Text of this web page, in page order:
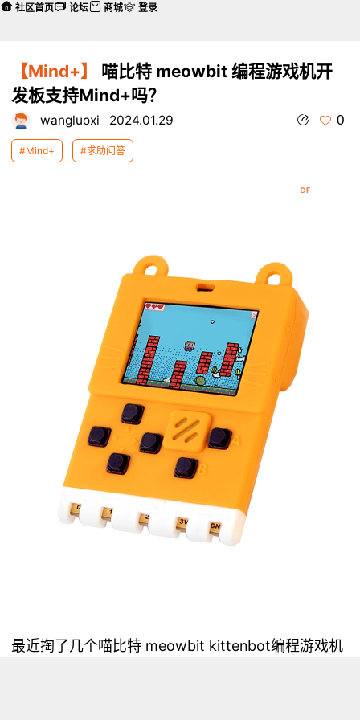
【Mind+】
喵比特 meowbit 编程游戏机开
发板支持Mind+吗？
wangluoxi 2024.01.29 0
#Mind+ #求助问答
最近掏了几个喵比特 meowbit kittenbot编程游戏机
社区首页 论坛 商城 登录